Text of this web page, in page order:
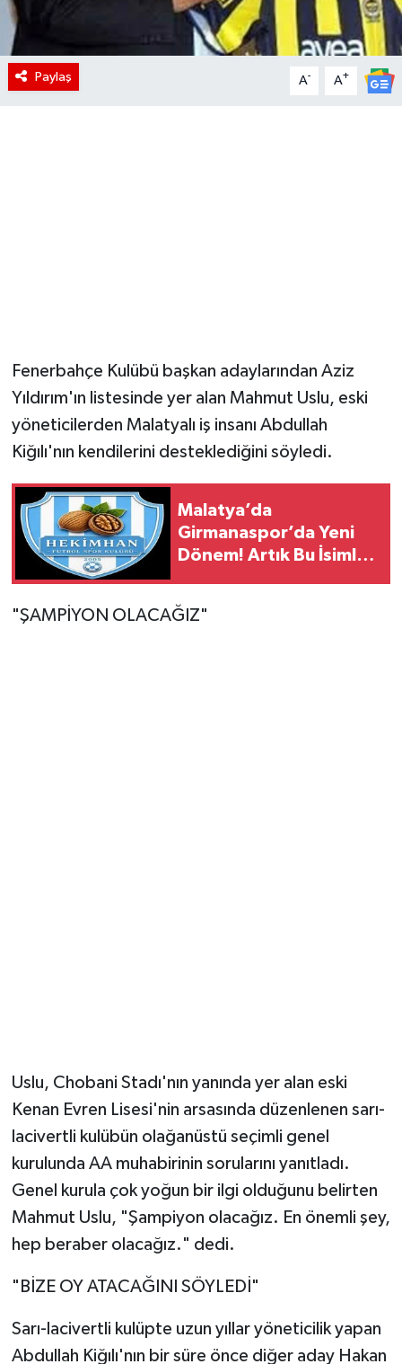
Paylaş A- A+
Fenerbahçe Kulübü başkan adaylarından Aziz
Yıldırım'ın listesinde yer alan Mahmut Uslu, eski
yöneticilerden Malatyalı iş insanı Abdullah
Kiğılı'nın kendilerini desteklediğini söyledi.
Malatya’da
Girmanaspor’da Yeni
Dönem! Artık Bu İsimle
"ŞAMPİYON OLACAĞIZ"
Uslu, Chobani Stadı'nın yanında yer alan eski
Kenan Evren Lisesi'nin arsasında düzenlenen sarı-
lacivertli kulübün olağanüstü seçimli genel
kurulunda AA muhabirinin sorularını yanıtladı.
Genel kurula çok yoğun bir ilgi olduğunu belirten
Mahmut Uslu, "Şampiyon olacağız. En önemli şey,
hep beraber olacağız." dedi.
"BİZE OY ATACAĞINI SÖYLEDİ"
Sarı-lacivertli kulüpte uzun yıllar yöneticilik yapan
Abdullah Kiğılı'nın bir süre önce diğer aday Hakan